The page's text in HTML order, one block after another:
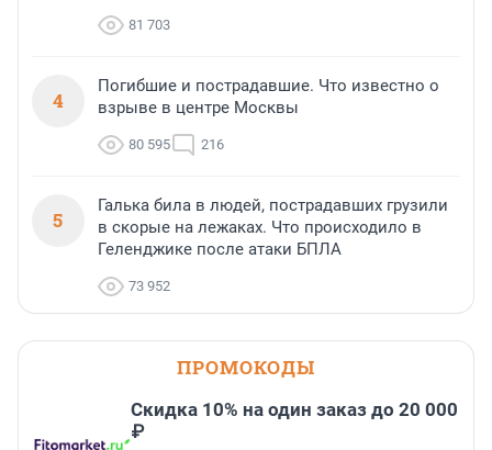
81 703
4
Погибшие и пострадавшие. Что известно о
взрыве в центре Москвы
80 595 216
5
Галька била в людей, пострадавших грузили
в скорые на лежаках. Что происходило в
Геленджике после атаки БПЛА
73 952
ПРОМОКОДЫ
Скидка 10% на один заказ до 20 000
₽